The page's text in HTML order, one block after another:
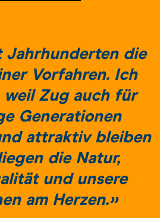
Jahrhunderten die
Vorfahren. Ich
weil Zug auch für
Generationen
attraktiv bleiben
die Natur,
und unsere
am Herzen.»